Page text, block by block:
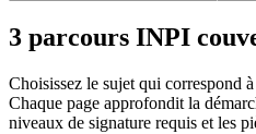
3 parcours INPI
Choisissez le sujet qui correspond
Chaque page approfondit la
niveaux de signature requis et les